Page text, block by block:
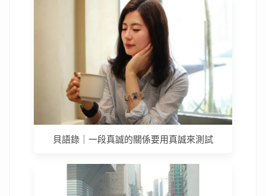
貝語錄｜一段真誠的關係要用真誠來測試